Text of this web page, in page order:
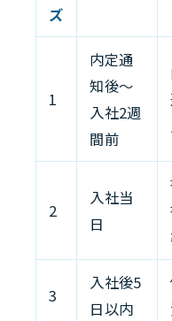
ズ
1
内定通
知後〜
入社2週
間前
2
入社当
日
3
入社後5
日以内